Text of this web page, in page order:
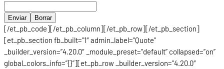
[/et_pb_code][/et_pb_column][/et_pb_row][/et_pb_section]
[et_pb_section fb_built=”1″ admin_label=”Quote”
_builder_version=”4.20.0″ _module_preset=”default” collapsed=”on”
global_colors_info=”{}”][et_pb_row _builder_version=”4.20.0″